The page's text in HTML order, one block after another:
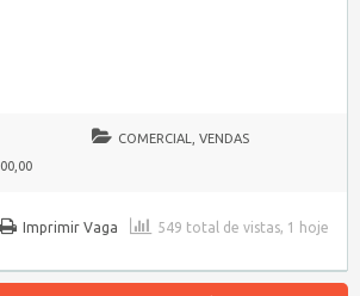
COMERCIAL, VENDAS
549 total de vistas, 1 hoje
Imprimir Vaga